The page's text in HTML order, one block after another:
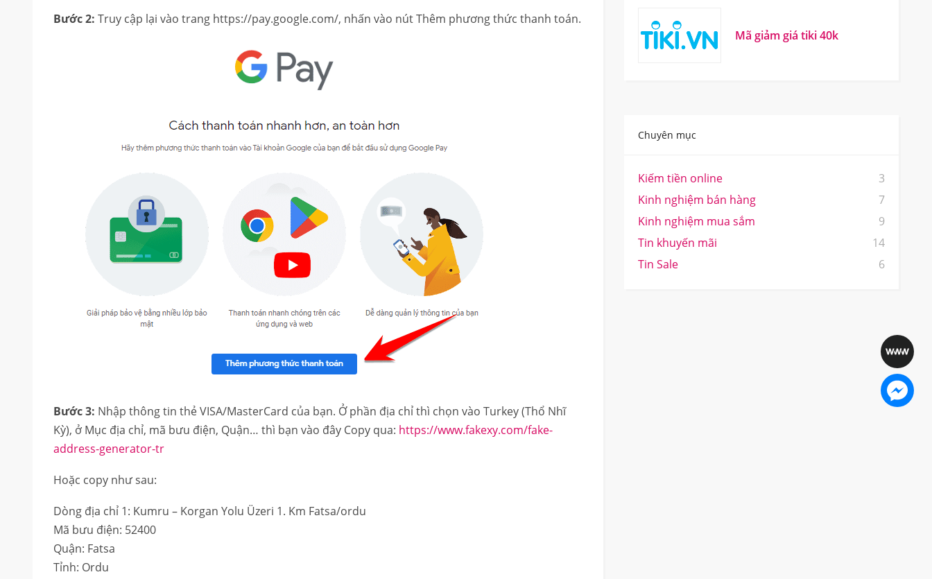
Bước 2: Truy cập lại vào trang https://pay.google.com/, nhấn vào nút Thêm phương thức thanh toán.
Bước 3: Nhập thông tin thẻ VISA/MasterCard của bạn. Ở phần địa chỉ thì chọn vào Turkey (Thổ Nhĩ
Kỳ), ở Mục địa chỉ, mã bưu điện, Quận… thì bạn vào đây Copy qua: https://www.fakexy.com/fake-
address-generator-tr
Hoặc copy như sau:
Dòng địa chỉ 1: Kumru – Korgan Yolu Üzeri 1. Km Fatsa/ordu
Mã bưu điện: 52400
Quận: Fatsa
Tỉnh: Ordu
Mã giảm giá tiki 40k
Chuyên mục
Kiếm tiền online
3
Kinh nghiệm bán hàng
7
Kinh nghiệm mua sắm
9
Tin khuyến mãi
14
Tin Sale
6